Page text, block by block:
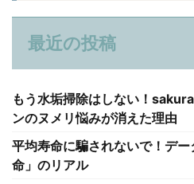
最近の投稿
もう水垢掃除はしない！
ンのヌメリ悩みが消えた理由
平均寿命に騙されないで！デ
命」のリアル